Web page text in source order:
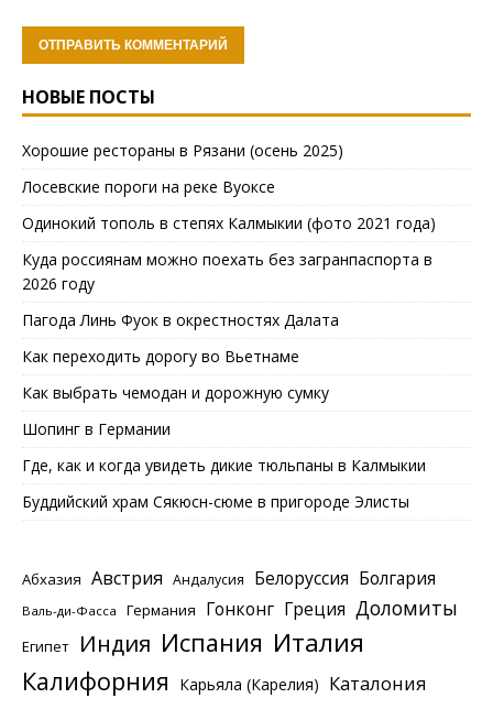
НОВЫЕ ПОСТЫ
Хорошие рестораны в Рязани (осень 2025)
Лосевские пороги на реке Вуоксе
Одинокий тополь в степях Калмыкии (фото 2021 года)
Куда россиянам можно поехать без загранпаспорта в
2026 году
Пагода Линь Фуок в окрестностях Далата
Как переходить дорогу во Вьетнаме
Как выбрать чемодан и дорожную сумку
Шопинг в Германии
Где, как и когда увидеть дикие тюльпаны в Калмыкии
Буддийский храм Сякюсн-сюме в пригороде Элисты
Абхазия Австрия Андалусия Белоруссия Болгария
Валь-ди-Фасса Германия Гонконг Греция Доломиты
Египет Индия Испания Италия
Калифорния Карьяла (Карелия) Каталония